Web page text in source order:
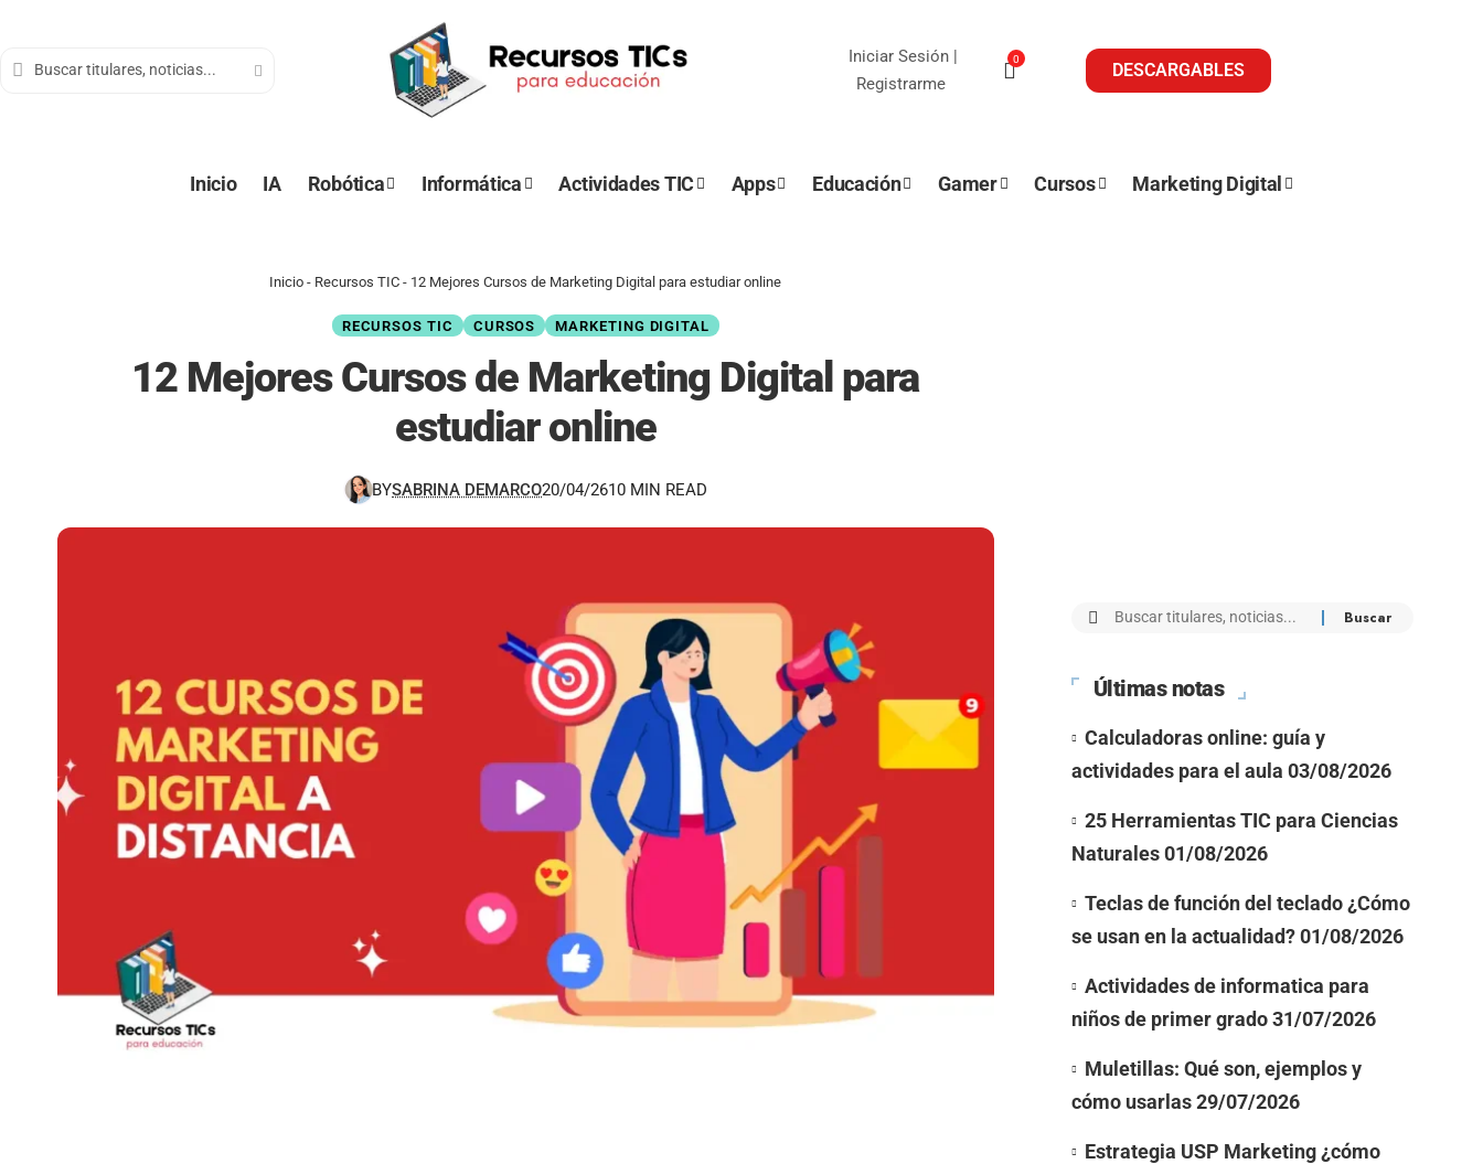
Iniciar Sesión|
Registrarme
0
DESCARGABLES
Inicio IA Robótica Informática Actividades TIC Apps Educación Gamer Cursos Marketing Digital
Inicio - Recursos TIC - 12 Mejores Cursos de Marketing Digital para estudiar online
RECURSOS TIC CURSOS MARKETING DIGITAL
12 Mejores Cursos de Marketing Digital para
estudiar online
BYSABRINA DEMARCO20/04/2610 MIN READ
Últimas notas
Calculadoras online: guía y
actividades para el aula 03/08/2026
25 Herramientas TIC para Ciencias
Naturales 01/08/2026
Teclas de función del teclado ¿Cómo
se usan en la actualidad? 01/08/2026
Actividades de informatica para
niños de primer grado 31/07/2026
Muletillas: Qué son, ejemplos y
cómo usarlas 29/07/2026
Estrategia USP Marketing ¿cómo